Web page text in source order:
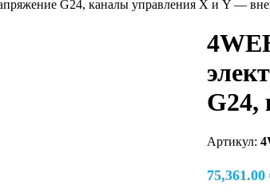
G24, каналы управления X и Y —
G24,
Артикул:
75,361.00